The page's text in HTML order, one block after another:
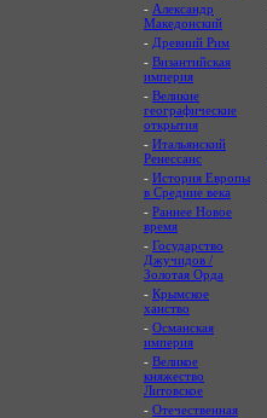
- Александр
Македонский
- Древний Рим
- Византийская
империя
- Великие
географические
открытия
- Итальянский
Ренессанс
- История Европы
в Средние века
- Раннее Новое
время
- Государство
Джучидов /
Золотая Орда
- Крымское
ханство
- Османская
империя
- Великое
княжество
Литовское
- Отечественная